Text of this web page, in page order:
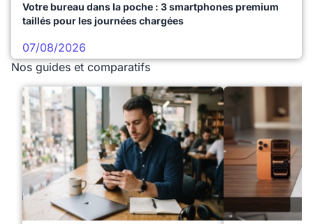
Votre bureau dans la poche : 3 smartphones premium
taillés pour les journées chargées
07/08/2026
Nos guides et comparatifs